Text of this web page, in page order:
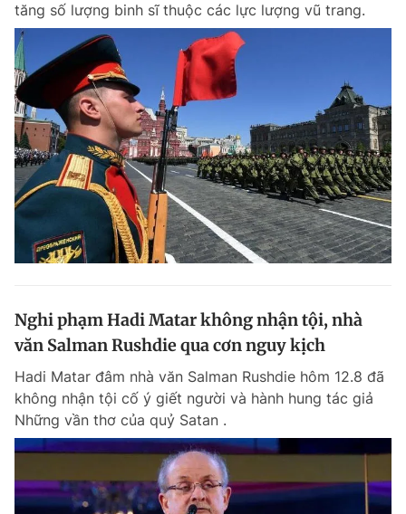
tăng số lượng binh sĩ thuộc các lực lượng vũ trang.
Nghi phạm Hadi Matar không nhận tội, nhà
văn Salman Rushdie qua cơn nguy kịch
Hadi Matar đâm nhà văn Salman Rushdie hôm 12.8 đã
không nhận tội cố ý giết người và hành hung tác giả
Những vần thơ của quỷ Satan .